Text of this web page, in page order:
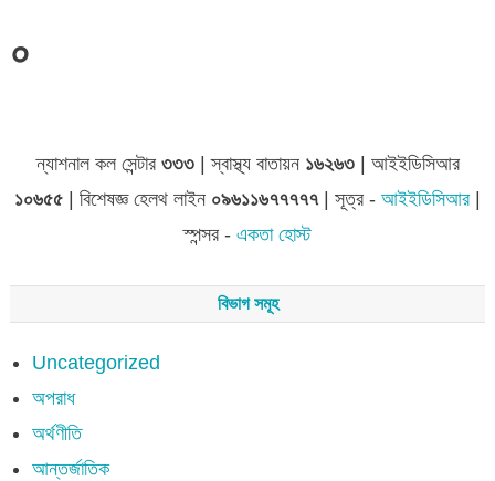
০
ন্যাশনাল কল সেন্টার ৩৩৩| স্বাস্থ্য বাতায়ন ১৬২৬৩| আইইডিসিআর
১০৬৫৫ | বিশেষজ্ঞ হেলথ লাইন ০৯৬১১৬৭৭৭৭৭| সূত্র - আইইডিসিআর|
স্পন্সর - একতা হোস্ট
বিভাগ সমূহ
Uncategorized
অপরাধ
অর্থণীতি
আন্তর্জাতিক